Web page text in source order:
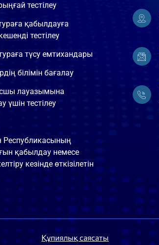
тестілеу
қабылдауға
тестілеу
түсу емтихандары
білімін бағалау
лауазымына
үшін тестілеу
Республикасының
қабылдау немесе
кезінде өткізілетін
Құпиялық саясаты